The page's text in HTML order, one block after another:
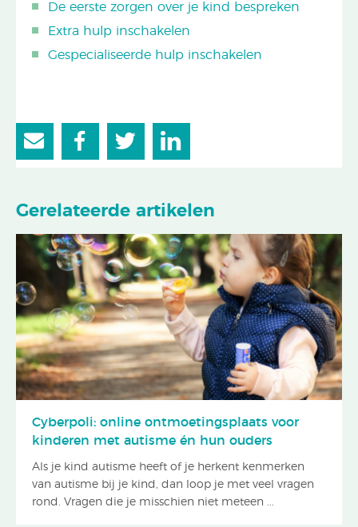
De eerste zorgen over je kind bespreken
Extra hulp inschakelen
Gespecialiseerde hulp inschakelen
Gerelateerde artikelen
Cyberpoli: online ontmoetingsplaats voor
kinderen met autisme én hun ouders
Als je kind autisme heeft of je herkent kenmerken
van autisme bij je kind, dan loop je met veel vragen
rond. Vragen die je misschien niet meteen ...